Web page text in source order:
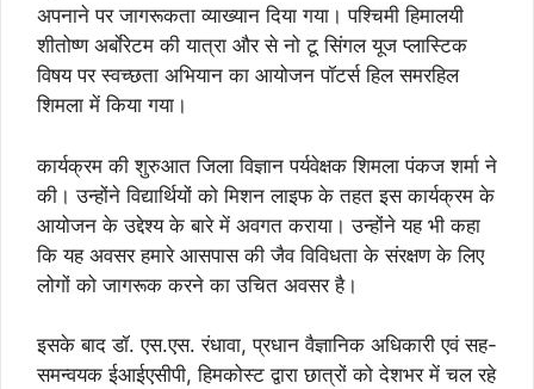
अपनाने पर जागरूकता व्याख्यान दिया गया। पश्चिमी हिमालयी
शीतोष्ण अर्बाेरेटम की यात्रा और से नो टू सिंगल यूज प्लास्टिक
विषय पर स्वच्छता अभियान का आयोजन पॉटर्स हिल समरहिल
शिमला में किया गया।
कार्यक्रम की शुरुआत जिला विज्ञान पर्यवेक्षक शिमला पंकज शर्मा ने
की। उन्होंने विद्यार्थियों को मिशन लाइफ के तहत इस कार्यक्रम के
आयोजन के उद्देश्य के बारे में अवगत कराया। उन्होंने यह भी कहा
कि यह अवसर हमारे आसपास की जैव विविधता के संरक्षण के लिए
लोगों को जागरूक करने का उचित अवसर है।
इसके बाद डॉ. एस.एस. रंधावा, प्रधान वैज्ञानिक अधिकारी एवं सह-
समन्वयक ईआईएसीपी, हिमकोस्ट द्वारा छात्रों को देशभर में चल रहे